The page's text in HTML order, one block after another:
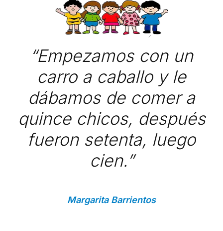
“Empezamos con un
carro a caballo y le
dábamos de comer a
quince chicos, después
fueron setenta, luego
cien.”
Margarita Barrientos